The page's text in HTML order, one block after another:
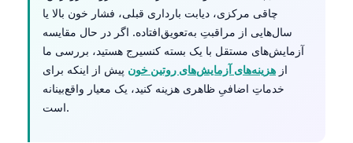
چاقی مرکزی، دیابت بارداری قبلی، فشار خون بالا یا
سال‌هایی از مراقبتِ به‌تعویق‌افتاده. اگر در حال مقایسه
آزمایش‌های مستقل با یک بسته کنسیرج هستید، بررسی ما
از هزینه‌های آزمایش‌های روتین خون پیش از اینکه برای
خدماتِ اضافیِ ظاهری هزینه کنید، یک معیار واقع‌بینانه
است.